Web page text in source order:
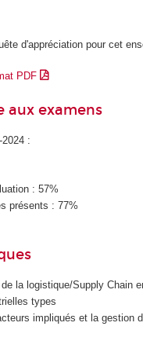
d'appréciation pour cet
PDF
aux examens
:
: 57%
présents : 77%
la logistique/Supply Chain
types
impliqués et la gestion